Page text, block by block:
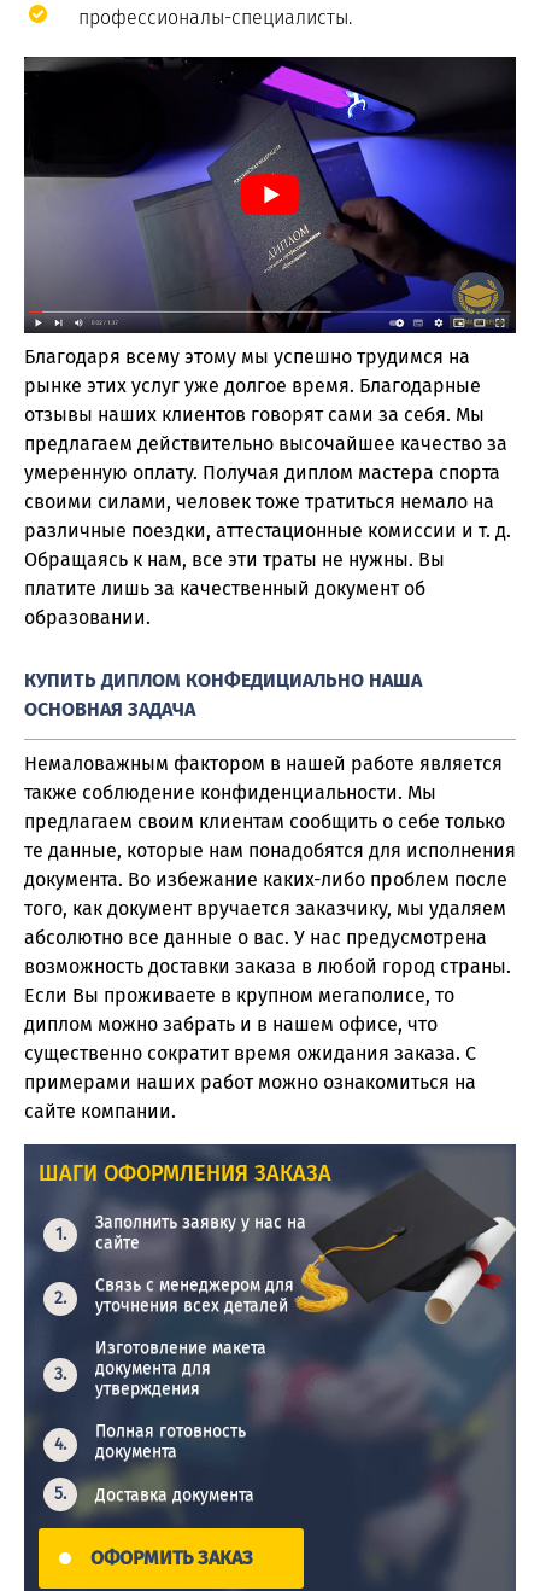
профессионалы-специалисты.
Благодаря всему этому мы успешно трудимся на
рынке этих услуг уже долгое время. Благодарные
отзывы наших клиентов говорят сами за себя. Мы
предлагаем действительно высочайшее качество за
умеренную оплату. Получая диплом мастера спорта
своими силами, человек тоже тратиться немало на
различные поездки, аттестационные комиссии и т. д.
Обращаясь к нам, все эти траты не нужны. Вы
платите лишь за качественный документ об
образовании.
КУПИТЬ ДИПЛОМ КОНФЕДИЦИАЛЬНО НАША
ОСНОВНАЯ ЗАДАЧА
Немаловажным фактором в нашей работе является
также соблюдение конфиденциальности. Мы
предлагаем своим клиентам сообщить о себе только
те данные, которые нам понадобятся для исполнения
документа. Во избежание каких-либо проблем после
того, как документ вручается заказчику, мы удаляем
абсолютно все данные о вас. У нас предусмотрена
возможность доставки заказа в любой город страны.
Если Вы проживаете в крупном мегаполисе, то
диплом можно забрать и в нашем офисе, что
существенно сократит время ожидания заказа. С
примерами наших работ можно ознакомиться на
сайте компании.
ШАГИ ОФОРМЛЕНИЯ ЗАКАЗА
Заполнить заявку у нас на
сайте
Связь с менеджером для
уточнения всех деталей
Изготовление макета
документа для
утверждения
Полная готовность
документа
Доставка документа
ОФОРМИТЬ ЗАКАЗ